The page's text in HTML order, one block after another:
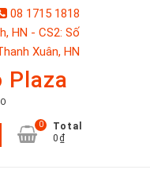
08 1715 1818
HN - CS2: Số
Xuân, HN
Plaza
0
Total
0₫